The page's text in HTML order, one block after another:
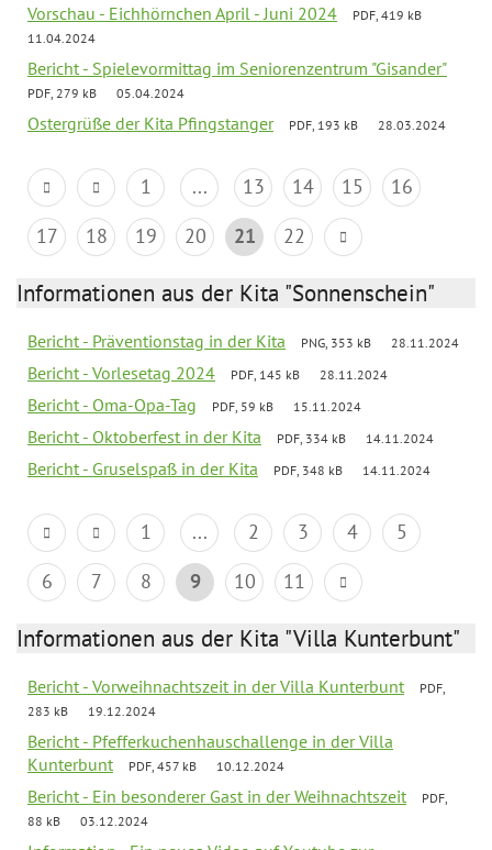
Vorschau - Eichhörnchen April - Juni 2024
PDF, 419 kB
11.04.2024
Bericht - Spielevormittag im Seniorenzentrum "Gisander"
PDF, 279 kB 05.04.2024
Ostergrüße der Kita Pfingstanger PDF, 193 kB 28.03.2024
1 ... 13 14 15
16
17
18 19 20 21 22
Informationen aus der Kita "Sonnenschein"
Bericht - Präventionstag in der Kita PNG, 353 kB 28.11.2024
Bericht - Vorlesetag 2024 PDF, 145 kB 28.11.2024
Bericht - Oma-Opa-Tag PDF, 59 kB 15.11.2024
Bericht - Oktoberfest in der Kita PDF, 334 kB 14.11.2024
Bericht - Gruselspaß in der Kita PDF, 348 kB 14.11.2024
1 ... 2 3 4
5
6
7 8 9 10 11
Informationen aus der Kita "Villa Kunterbunt"
Bericht - Vorweihnachtszeit in der Villa Kunterbunt
PDF,
283 kB
19.12.2024
Bericht - Pfefferkuchenhauschallenge in der Villa
Kunterbunt
PDF, 457 kB 10.12.2024
Bericht - Ein besonderer Gast in der Weihnachtszeit
PDF,
88 kB
03.12.2024